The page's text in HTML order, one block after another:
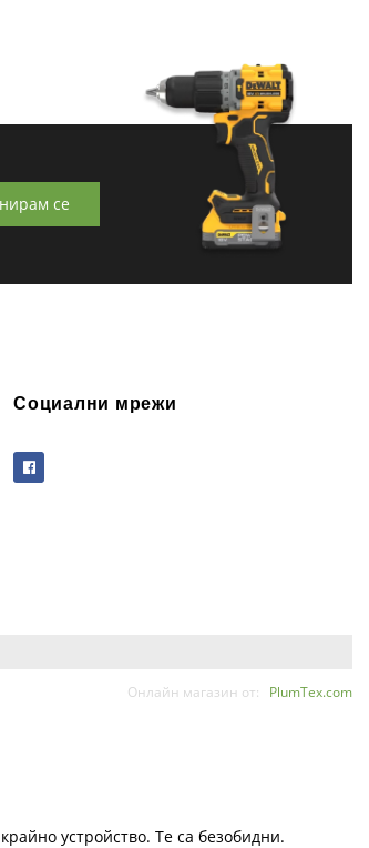
се
Социални мрежи
Онлайн магазин от: PlumTex.com
устройство. Те са безобидни.